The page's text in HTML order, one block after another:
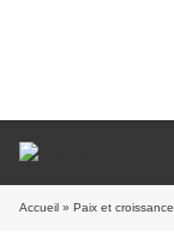
Accueil » Paix et croissance.